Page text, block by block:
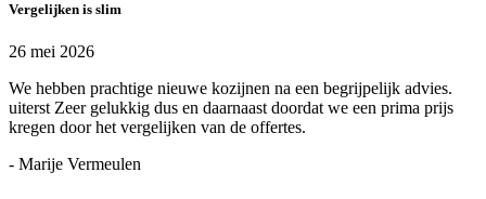
Vergelijken is slim
26 mei 2026
We hebben prachtige nieuwe kozijnen na een begrijpelijk advies.
uiterst Zeer gelukkig dus en daarnaast doordat we een prima prijs
kregen door het vergelijken van de offertes.
- Marije Vermeulen